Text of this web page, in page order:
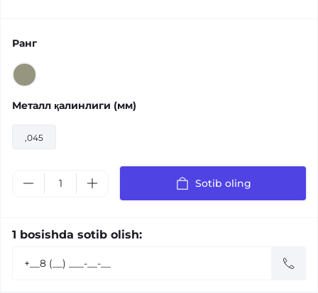
Ранг
Металл қалинлиги (мм)
,045
Sotib oling
1 bosishda sotib olish: